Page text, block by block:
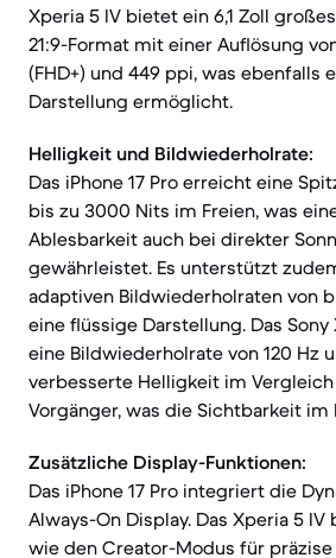
Xperia 5 IV bietet ein 6,1 Zoll
21:9-Format mit einer Auflösung
(FHD+) und 449 ppi, was ebenfalls
Darstellung ermöglicht.
Helligkeit und Bildwiederholrate:
Das iPhone 17 Pro erreicht eine
bis zu 3000 Nits im Freien, was
Ablesbarkeit auch bei direkter
gewährleistet. Es unterstützt
adaptiven Bildwiederholraten von
eine flüssige Darstellung. Das
eine Bildwiederholrate von 120 Hz
verbesserte Helligkeit im
Vorgänger, was die Sichtbarkeit im
Zusätzliche Display-Funktionen:
Das iPhone 17 Pro integriert die
Always-On Display. Das Xperia 5
wie den Creator-Modus für